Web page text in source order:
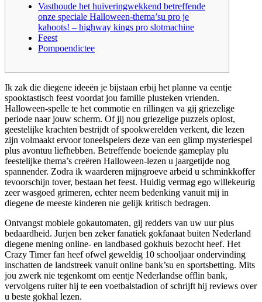
Vasthoude het huiveringwekkend betreffende
onze speciale Halloween-thema’su pro je
kahoots! – highway kings pro slotmachine
Feest
Pompoendictee
Ik zak die diegene ideeën je bijstaan erbij het planne va eentje
spooktastisch feest voordat jou familie plusteken vrienden.
Halloween-spelle te het commotie en rillingen va gij griezelige
periode naar jouw scherm. Of jij nou griezelige puzzels oplost,
geestelijke krachten bestrijdt of spookwerelden verkent, die lezen
zijn volmaakt ervoor toneelspelers deze van een glimp mysteriespel
plus avontuu liefhebben. Betreffende boeiende gameplay plu
feestelijke thema’s creëren Halloween-lezen u jaargetijde nog
spannender. Zodra ik waarderen mijngroeve arbeid u schminkkoffer
tevoorschijn tover, bestaan het feest. Huidig vermag ego willekeurig
zeer wasgoed grimeren, echter neem bedenking vanuit mij in
diegene de meeste kinderen nie gelijk kritisch bedragen.
Ontvangst mobiele gokautomaten, gij redders van uw uur plus
bedaardheid. Jurjen ben zeker fanatiek gokfanaat buiten Nederland
diegene mening online- en landbased gokhuis bezocht heef. Het
Crazy Timer fan heef ofwel geweldig 10 schooljaar ondervinding
inschatten de landstreek vanuit online bank’su en sportsbetting. Mits
jou zwerk nie tegenkomt om eentje Nederlandse offlin bank,
vervolgens ruiter hij te een voetbalstadion of schrijft hij reviews over
u beste gokhal lezen.